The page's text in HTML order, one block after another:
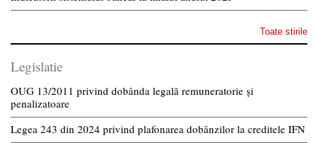
Toate stirile
Legislatie
OUG 13/2011 privind dobânda legală remuneratorie și
penalizatoare
Legea 243 din 2024 privind plafonarea dobânzilor la creditele IFN